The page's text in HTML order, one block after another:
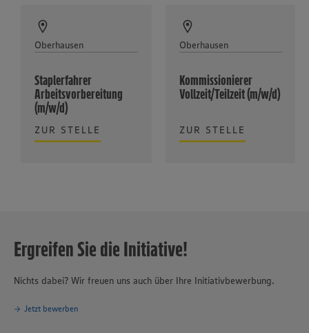
Oberhausen
Staplerfahrer
Arbeitsvorbereitung
(m/w/d)
ZUR STELLE
Oberhausen
Kommissionierer
Vollzeit/Teilzeit (m/w/d)
ZUR STELLE
Ergreifen Sie die Initiative!
Nichts dabei? Wir freuen uns auch über Ihre Initiativbewerbung.
Jetzt bewerben